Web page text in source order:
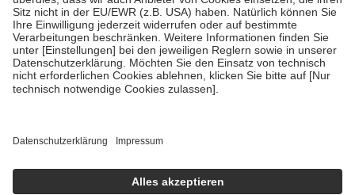
mit Ausnahme der Fahrkosten
• Untersuchungen zur Vorsorge und Früherkennung, die von der
GKV getragen werden
• empfohlenen Schutzimpfungen
• Harn- und Blutteststreifen
getroffen, um sicherzustellen, dass es sich um echte Bewertungen
https://help.etrusted.com/hc/de/articles/4419944605341